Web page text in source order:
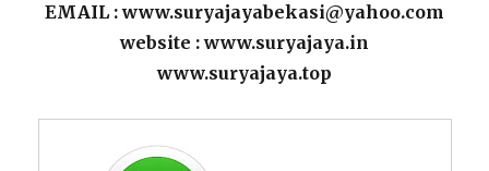
EMAIL : www.suryajayabekasi@yahoo.com
website : www.suryajaya.in
www.suryajaya.top